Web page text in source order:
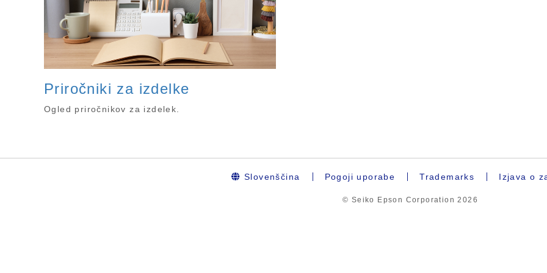
Priročniki za izdelke
Ogled priročnikov za izdelek.
Slovenščina Pogoji uporabe Trademarks Izjava o
© Seiko Epson Corporation2026